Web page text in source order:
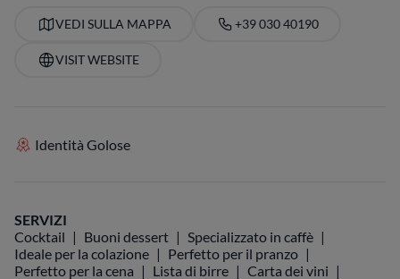
VEDI SULLA MAPPA +39 030 40190
VISIT WEBSITE
Identità Golose
SERVIZI
Cocktail
Buoni dessert
Specializzato in caffè
Ideale per la colazione
Perfetto per il pranzo
Perfetto per la cena
Lista di birre
Carta dei vini